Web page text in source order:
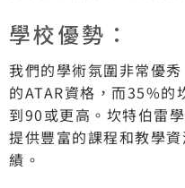
學校優勢：
我們的學術氛圍非常優
的ATAR資格，而35%的
到90或更高。坎特伯雷
提供豐富的課程和教學
績。